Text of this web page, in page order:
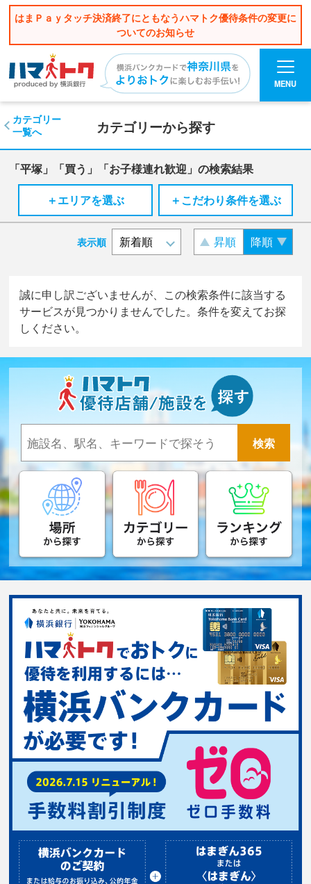
はまＰａｙタッチ決済終了にともなうハマトク優待条件の変更に
ついてのお知らせ
MENU
カテゴリーから探す
カテゴリー
一覧へ
「平塚」「買う」「お子様連れ歓迎」の検索結果
＋エリアを選ぶ
＋こだわり条件を選ぶ
表示順 昇順 降順
誠に申し訳ございませんが、この検索条件に該当する
サービスが見つかりませんでした。条件を変えてお探
しください。